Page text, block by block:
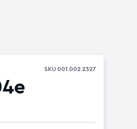
SKU 001.002.2327